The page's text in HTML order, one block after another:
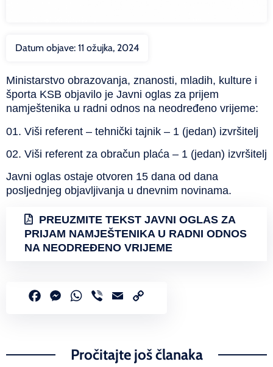
Datum objave: 11 ožujka, 2024
Ministarstvo obrazovanja, znanosti, mladih, kulture i
športa KSB objavilo je Javni oglas za prijem
namještenika u radni odnos na neodređeno vrijeme:
01. Viši referent – tehnički tajnik – 1 (jedan) izvršitelj
02. Viši referent za obračun plaća – 1 (jedan) izvršitelj
Javni oglas ostaje otvoren 15 dana od dana
posljednjeg objavljivanja u dnevnim novinama.
PREUZMITE TEKST JAVNI OGLAS ZA
PRIJAM NAMJEŠTENIKA U RADNI ODNOS
NA NEODREĐENO VRIJEME
FacebookMessenger
WhatsApp
Viber Email
Pročitajte još članaka